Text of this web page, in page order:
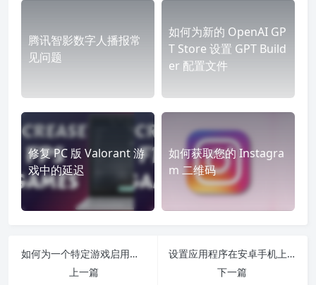
腾讯智影数字人播报常
见问题
如何为新的 OpenAI GP
T Store 设置 GPT Build
er 配置文件
修复 PC 版 Valorant 游
戏中的延迟
如何获取您的 Instagra
m 二维码
如何为一个特定游戏启用或禁用 Steam 叠加层
上一篇
设置应用程序在安卓手机上丢失 [修复]
下一篇